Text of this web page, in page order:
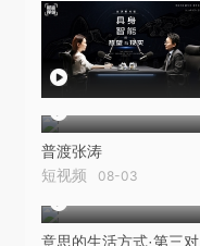
普渡张涛
短视频 08-03
意思的生活方式·第三对